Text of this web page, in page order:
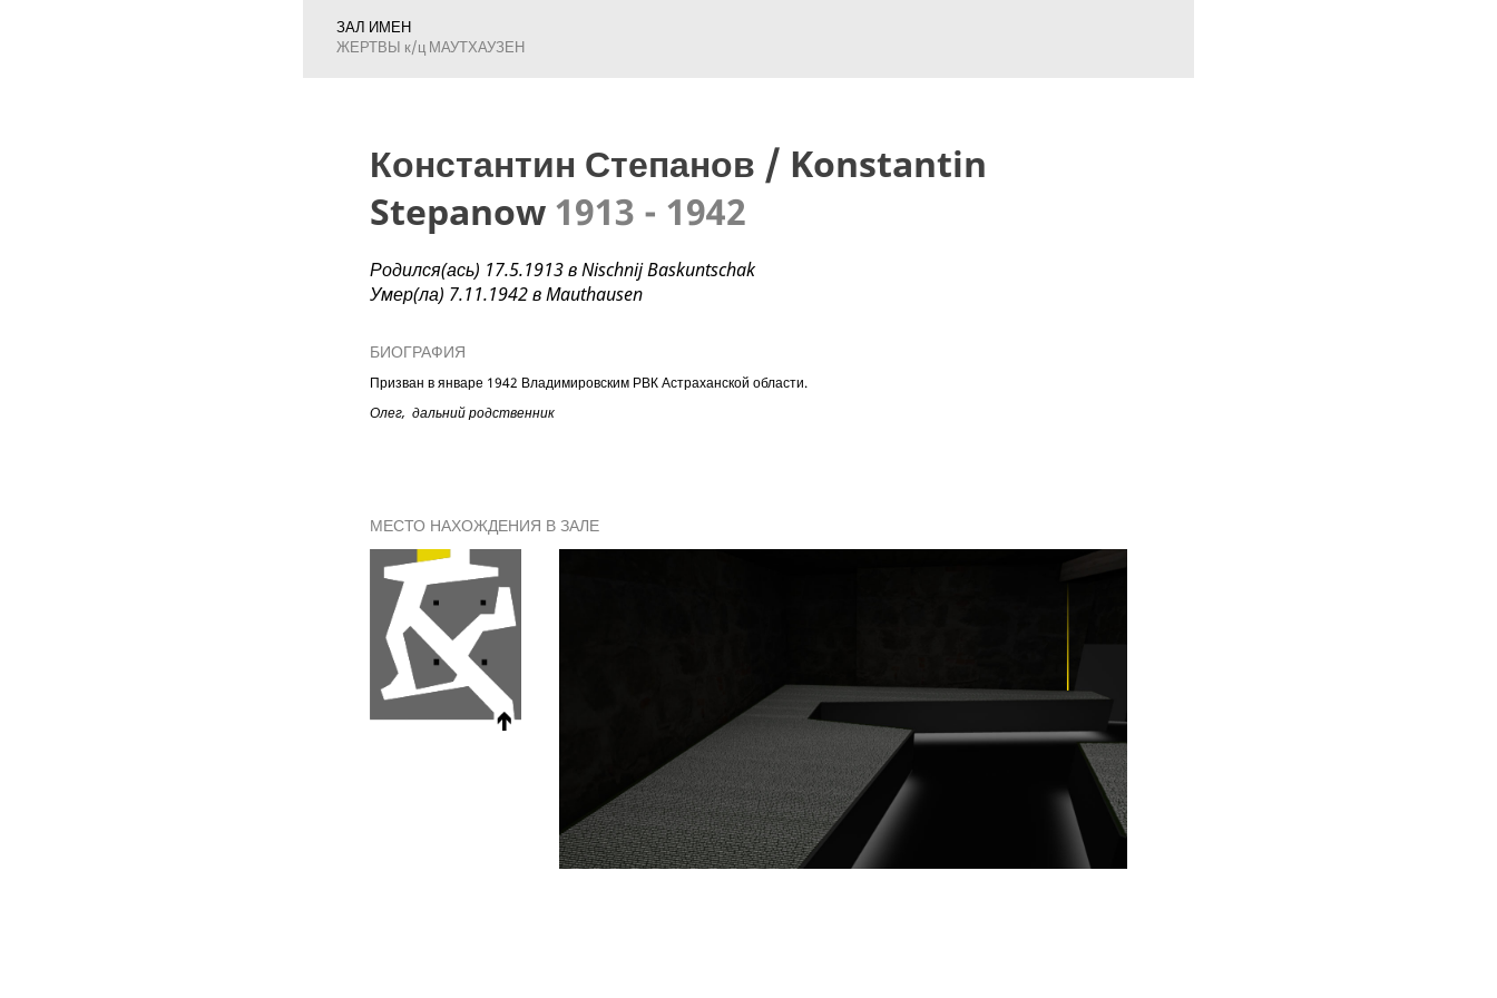
ЗАЛ ИМЕН
ЖЕРТВЫ к/ц МАУТХАУЗЕН
Константин Степанов / Konstantin
Stepanow 1913 - 1942
Родился(ась) 17.5.1913 в Nischnij Baskuntschak
Умер(ла) 7.11.1942 в Mauthausen
БИОГРАФИЯ
Призван в январе 1942 Владимировским РВК Астраханской области.
Олег, дальний родственник
МЕСТО НАХОЖДЕНИЯ В ЗАЛЕ